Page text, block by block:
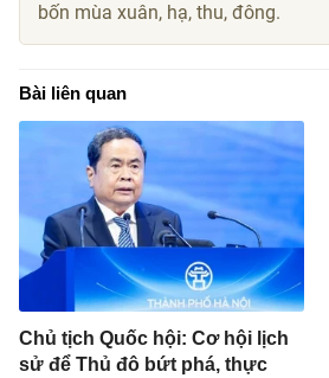
bốn mùa xuân, hạ, thu, đông.
Bài liên quan
Chủ tịch Quốc hội: Cơ hội lịch
sử để Thủ đô bứt phá, thực